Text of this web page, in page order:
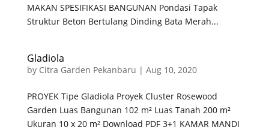
MAKAN SPESIFIKASI BANGUNAN Pondasi Tapak
Struktur Beton Bertulang Dinding Bata Merah...
Gladiola
by Citra Garden Pekanbaru | Aug 10, 2020
PROYEK Tipe Gladiola Proyek Cluster Rosewood
Garden Luas Bangunan 102 m² Luas Tanah 200 m²
Ukuran 10 x 20 m² Download PDF 3+1 KAMAR MANDI